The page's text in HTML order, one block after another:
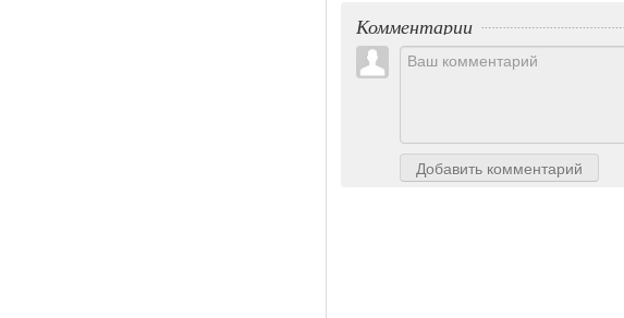
Комментарии
Добавить комментарий